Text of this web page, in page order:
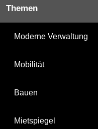
Themen
Moderne Verwaltung
Mobilität
Bauen
Mietspiegel